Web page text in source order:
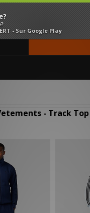
- Sur Google Play
- Track Top